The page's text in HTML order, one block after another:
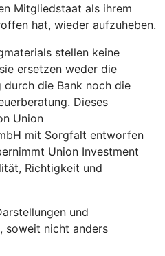
Mitgliedstaat als ihrem
hat, wieder aufzuheben.
stellen keine
ersetzen weder die
die Bank noch die
Dieses
Union
mit Sorgfalt entworfen
Union Investment
Richtigkeit und
und
soweit nicht anders